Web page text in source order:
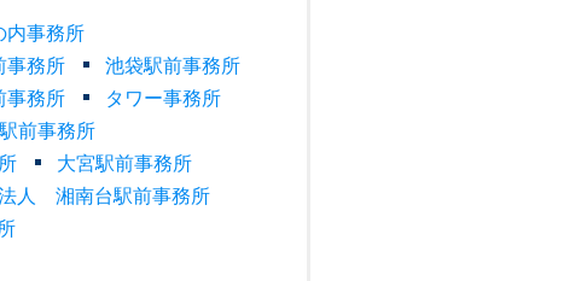
内事務所
事務所
池袋駅前事務所
事務所
タワー事務所
前事務所
大宮駅前事務所
人 湘南台駅前事務所